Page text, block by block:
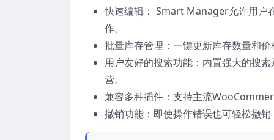
快速编辑： Smart Manager允许用户
作。
批量库存管理：一键更新库存数量和
用户友好的搜索功能：内置强大的搜
营。
兼容多种插件：支持主流
撤销功能：即使操作错误也可轻松撤